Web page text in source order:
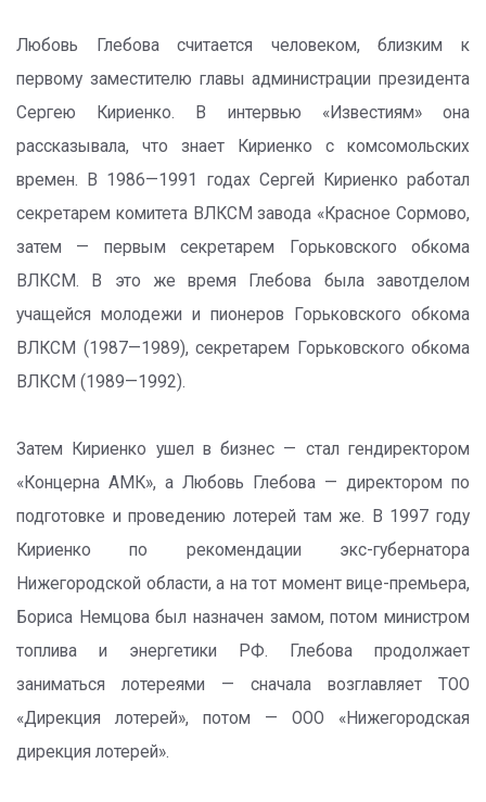
Любовь Глебова считается человеком, близким к
первому заместителю главы администрации президента
Сергею Кириенко. В интервью «Известиям» она
рассказывала, что знает Кириенко с комсомольских
времен. В 1986—1991 годах Сергей Кириенко работал
секретарем комитета ВЛКСМ завода «Красное Сормово,
затем — первым секретарем Горьковского обкома
ВЛКСМ. В это же время Глебова была завотделом
учащейся молодежи и пионеров Горьковского обкома
ВЛКСМ (1987—1989), секретарем Горьковского обкома
ВЛКСМ (1989—1992).
Затем Кириенко ушел в бизнес — стал гендиректором
«Концерна АМК», а Любовь Глебова — директором по
подготовке и проведению лотерей там же. В 1997 году
Кириенко по рекомендации экс-губернатора
Нижегородской области, а на тот момент вице-премьера,
Бориса Немцова был назначен замом, потом министром
топлива и энергетики РФ. Глебова продолжает
заниматься лотереями — сначала возглавляет ТОО
«Дирекция лотерей», потом — ООО «Нижегородская
дирекция лотерей».